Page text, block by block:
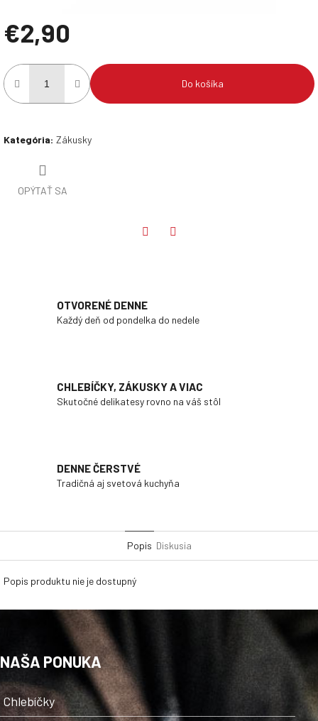
€2,90
cena:
Do košíka
Kategória: Zákusky
OPÝTAŤ SA
OTVORENÉ DENNE
Každý deň od pondelka do nedele
CHLEBÍČKY, ZÁKUSKY A VIAC
Skutočné delikatesy rovno na váš stôl
DENNE ČERSTVÉ
Tradičná aj svetová kuchyňa
Popis Diskusia
Popis produktu nie je dostupný
NAŠA PONUKA
Chlebíčky